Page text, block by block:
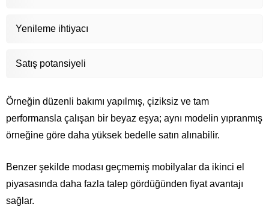
Yenileme ihtiyacı
Satış potansiyeli
Örneğin düzenli bakımı yapılmış, çiziksiz ve tam
performansla çalışan bir beyaz eşya; aynı modelin yıpranmış
örneğine göre daha yüksek bedelle satın alınabilir.
Benzer şekilde modası geçmemiş mobilyalar da ikinci el
piyasasında daha fazla talep gördüğünden fiyat avantajı
sağlar.